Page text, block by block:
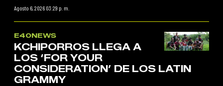
Agosto 6, 2026 03:29 p. m.
E40NEWS
KCHIPORROS LLEGA A
LOS ‘FOR YOUR
CONSIDERATION’ DE LOS LATIN
GRAMMY